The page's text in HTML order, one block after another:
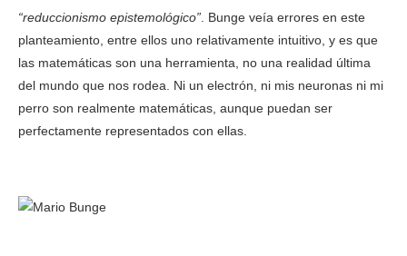
“reduccionismo epistemológico” . Bunge veía errores en este
planteamiento, entre ellos uno relativamente intuitivo, y es que
las matemáticas son una herramienta, no una realidad última
del mundo que nos rodea. Ni un electrón, ni mis neuronas ni mi
perro son realmente matemáticas, aunque puedan ser
perfectamente representados con ellas.